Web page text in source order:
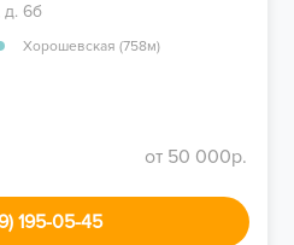
д. 6б
Хорошевская (758м)
от 50 000р.
195-05-45